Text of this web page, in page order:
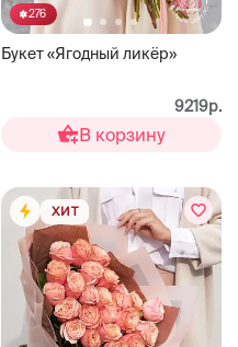
276
Букет «Ягодный ликёр»
9219р.
В корзину
ХИТ